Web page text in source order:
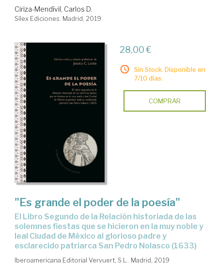
Ciriza-Mendívil, Carlos D.
Sílex Ediciones. Madrid, 2019
28,00 €
Sin Stock. Disponible en
7/10 días.
COMPRAR
"Es grande el poder de la poesía"
el Libro Segundo de la Relación historiada de las
solemnes fiestas que se hicieron en la muy noble y
leal Ciudad de México al glorioso padre y
esclarecido patriarca San Pedro Nolasco (1633)
Iberoamericana Editorial Vervuert, S.L.. Madrid, 2019